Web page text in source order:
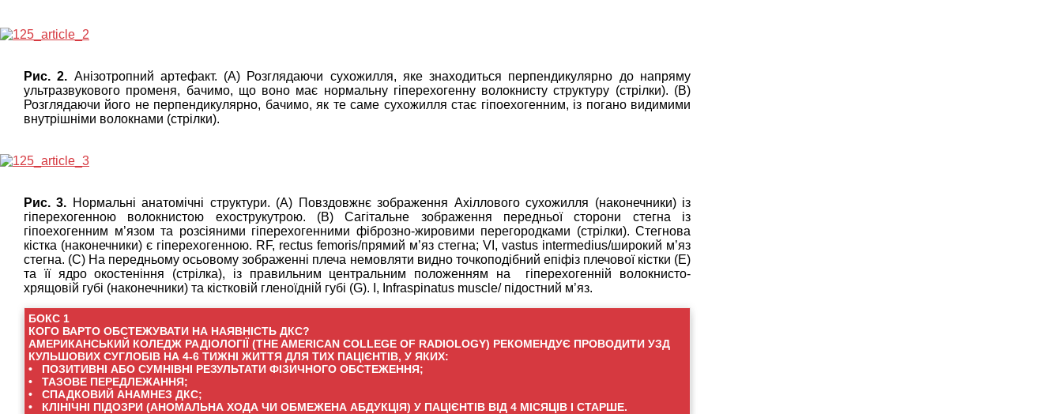
Рис. 2. Анізотропний артефакт. (А) Розглядаючи сухожилля, яке знаходиться перпендикулярно до напряму
ультразвукового променя, бачимо, що воно має нормальну гіперехогенну волокнисту структуру (стрілки). (В)
Розглядаючи його не перпендикулярно, бачимо, як те саме сухожилля стає гіпоехогенним, із погано видимими
внутрішніми волокнами (стрілки).
Рис. 3. Нормальні анатомічні структури. (А) Повздовжнє зображення Ахіллового сухожилля (наконечники) із
гіперехогенною волокнистою ехострукутрою. (В) Сагітальне зображення передньої сторони стегна із
гіпоехогенним м’язом та розсіяними гіперехогенними фіброзно-жировими перегородками (стрілки). Стегнова
кістка (наконечники) є гіперехогенною. RF, rectus femoris/прямий м’яз стегна; VI, vastus intermedius/широкий м’яз
стегна. (С) На передньому осьовому зображенні плеча немовляти видно точкоподібний епіфіз плечової кістки (Е)
та її ядро окостеніння (стрілка), із правильним центральним положенням на гіперехогенній волокнисто-
хрящовій губі (наконечники) та кістковій гленоїдній губі (G). I, Infraspinatus muscle/ підостний м’яз.
БОКС 1
КОГО ВАРТО ОБСТЕЖУВАТИ НА НАЯВНІСТЬ ДКС?
АМЕРИКАНСЬКИЙ КОЛЕДЖ РАДІОЛОГІЇ (THE AMERICAN COLLEGE OF RADIOLOGY) РЕКОМЕНДУЄ ПРОВОДИТИ УЗД
КУЛЬШОВИХ СУГЛОБІВ НА 4-6 ТИЖНІ ЖИТТЯ ДЛЯ ТИХ ПАЦІЄНТІВ, У ЯКИХ:
• ПОЗИТИВНІ АБО СУМНІВНІ РЕЗУЛЬТАТИ ФІЗИЧНОГО ОБСТЕЖЕННЯ;
• ТАЗОВЕ ПЕРЕДЛЕЖАННЯ;
• СПАДКОВИЙ АНАМНЕЗ ДКС;
• КЛІНІЧНІ ПІДОЗРИ (АНОМАЛЬНА ХОДА ЧИ ОБМЕЖЕНА АБДУКЦІЯ) У ПАЦІЄНТІВ ВІД 4 МІСЯЦІВ І СТАРШЕ.